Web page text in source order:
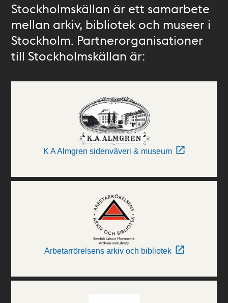
Stockholmskällan är ett samarbete
mellan arkiv, bibliotek och museer i
Stockholm. Partnerorganisationer
till Stockholmskällan är:
K A Almgren sidenväveri & museum
Arbetarrörelsens arkiv och bibliotek